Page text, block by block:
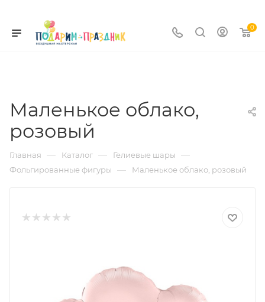
0
Маленькое облако,
розовый
Главная — Каталог — Гелиевые шары —
Фольгированные фигуры — Маленькое облако, розовый